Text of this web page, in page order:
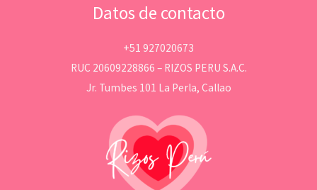
Datos de contacto
+51 927020673
RUC 20609228866 – RIZOS PERU S.A.C.
Jr. Tumbes 101 La Perla, Callao